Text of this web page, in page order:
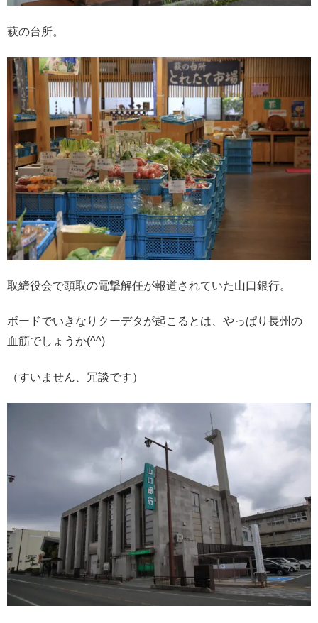
萩の台所。
取締役会で頭取の電撃解任が報道されていた山口銀行。
ボードでいきなりクーデタが起こるとは、やっぱり長州の
血筋でしょうか(^^)
（すいません、冗談です）